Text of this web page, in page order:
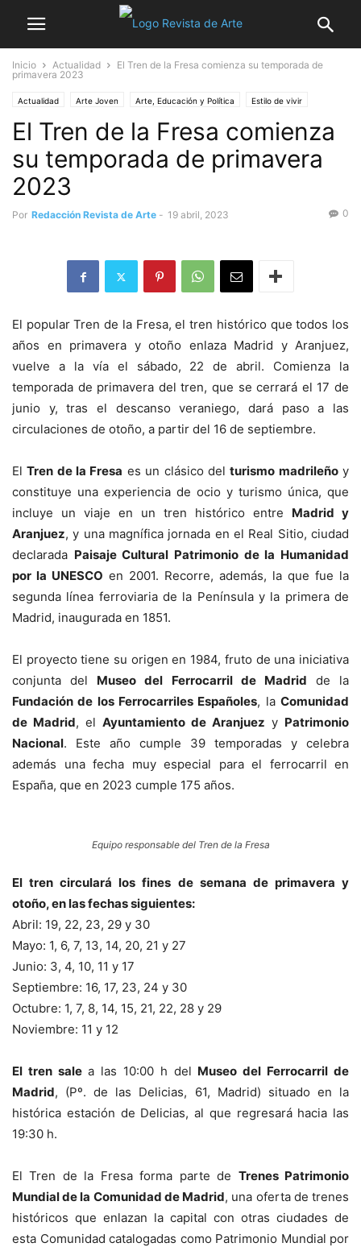
Inicio Actualidad
El Tren de la Fresa comienza su temporada de
primavera 2023
Actualidad Arte Joven Arte, Educación y Política Estilo de vivir
Espectáculos Gastronomía Madrid Noticia destacada
Patrimonio Turismo Verano
El Tren de la Fresa comienza
su temporada de primavera
2023
Por Redacción Revista de Arte - 19 abril, 2023 0
El popular Tren de la Fresa, el tren histórico que todos los
años en primavera y otoño enlaza Madrid y Aranjuez,
vuelve a la vía el sábado, 22 de abril. Comienza la
temporada de primavera del tren, que se cerrará el 17 de
junio y, tras el descanso veraniego, dará paso a las
circulaciones de otoño, a partir del 16 de septiembre.
ElTren de la Fresa es un clásico delturismo madrileñoy
constituye una experiencia de ocio y turismo única, que
incluye un viaje en un tren histórico entre Madrid y
Aranjuez, y una magnífica jornada en el Real Sitio, ciudad
declarada Paisaje Cultural Patrimonio de la Humanidad
por la UNESCO en 2001. Recorre, además, la que fue la
segunda línea ferroviaria de la Península y la primera de
Madrid, inaugurada en 1851.
El proyecto tiene su origen en 1984, fruto de una iniciativa
conjunta del Museo del Ferrocarril de Madrid de la
Fundación de los Ferrocarriles Españoles, laComunidad
de Madrid, el Ayuntamiento de Aranjuez y Patrimonio
Nacional. Este año cumple 39 temporadas y celebra
además una fecha muy especial para el ferrocarril en
España, que en 2023 cumple 175 años.
Equipo responsable del Tren de la Fresa
El tren circulará los fines de semana de primavera y
otoño, en las fechas siguientes:
Abril: 19, 22, 23, 29 y 30
Mayo: 1, 6, 7, 13, 14, 20, 21 y 27
Junio: 3, 4, 10, 11 y 17
Septiembre: 16, 17, 23, 24 y 30
Octubre: 1, 7, 8, 14, 15, 21, 22, 28 y 29
Noviembre: 11 y 12
El tren sale a las 10:00 h del Museo del Ferrocarril de
Madrid, (Pº. de las Delicias, 61, Madrid) situado en la
histórica estación de Delicias, al que regresará hacia las
19:30 h.
El Tren de la Fresa forma parte de Trenes Patrimonio
Mundial de la Comunidad de Madrid, una oferta de trenes
históricos que enlazan la capital con otras ciudades de
esta Comunidad catalogadas como Patrimonio Mundial por